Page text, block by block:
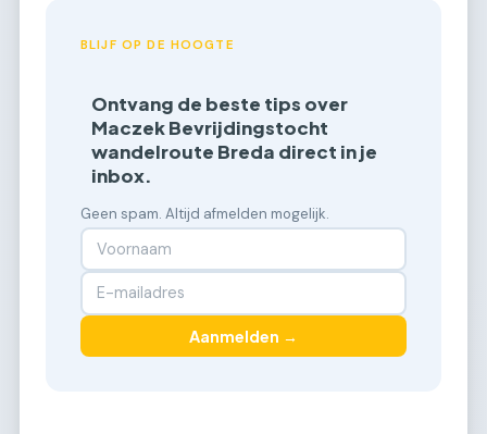
BLIJF OP DE HOOGTE
Ontvang de beste tips over
Maczek Bevrijdingstocht
wandelroute Breda direct in je
inbox.
Geen spam. Altijd afmelden mogelijk.
Aanmelden →